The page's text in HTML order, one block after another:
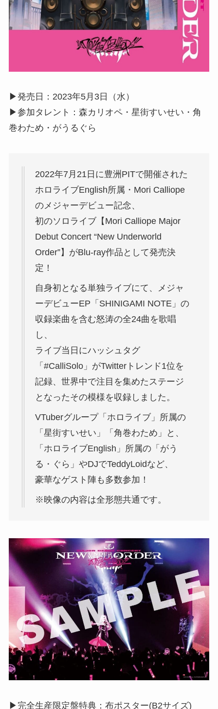
▶︎発売日：2023年5月3日（水）
▶︎参加タレント：森カリオペ・星街すいせい・角
巻わため・がうるぐら
2022年7月21日に豊洲PITで開催された
ホロライブEnglish所属・Mori Calliope
のメジャーデビュー記念、
初のソロライブ【Mori Calliope Major
Debut Concert “New Underworld
Order”】がBlu-ray作品として発売決
定！
自身初となる単独ライブにて、メジャ
ーデビューEP「SHINIGAMI NOTE」の
収録楽曲を含む怒涛の全24曲を歌唱
し、
ライブ当日にハッシュタグ
「#CalliSolo」がTwitterトレンド1位を
記録、世界中で注目を集めたステージ
となったその模様を収録しました。
VTuberグループ「ホロライブ」所属の
「星街すいせい」「角巻わため」と、
「ホロライブEnglish」所属の「がう
る・ぐら」やDJでTeddyLoidなど、
豪華なゲスト陣も多数参加！
※映像の内容は全形態共通です。
▶︎完全生産限定盤特典：布ポスター(B2サイズ)